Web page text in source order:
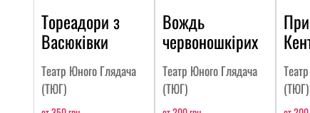
Тореадори з
Васюківки
Театр Юного Глядача
(ТЮГ)
Вождь
червоношкірих
Театр Юного Глядача
(ТЮГ)
(ТЮГ)